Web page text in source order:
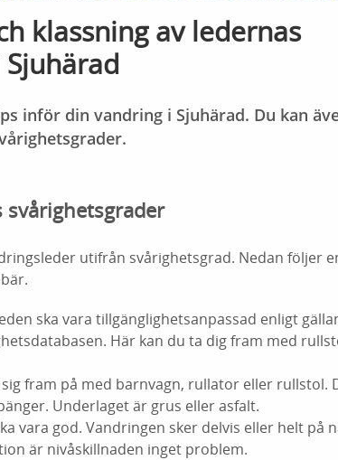
klassning av ledernas
inför din vandring i Sjuhärad. Du kan
svårighetsgrader
utifrån svårighetsgrad. Nedan följer
ska vara tillgänglighetsanpassad enligt
Här kan du ta dig fram med
fram på med barnvagn, rullator eller rullstol.
Underlaget är grus eller asfalt.
vara god. Vandringen sker delvis eller helt på
är nivåskillnaden inget problem.